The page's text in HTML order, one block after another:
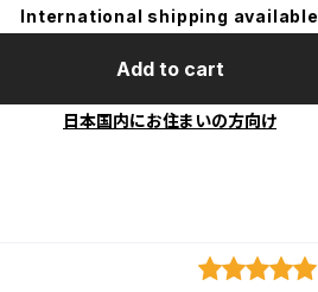
International shipping available
Add to cart
日本国内にお住まいの方向け